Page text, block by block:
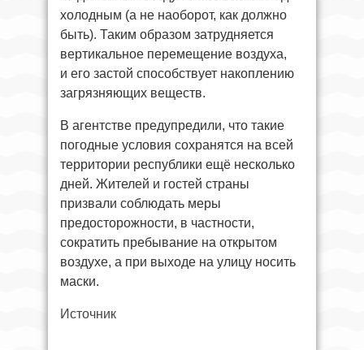
холодным (а не наоборот, как должно
быть). Таким образом затрудняется
вертикальное перемещение воздуха,
и его застой способствует накоплению
загрязняющих веществ.
В агентстве предупредили, что такие
погодные условия сохранятся на всей
территории республики ещё несколько
дней. Жителей и гостей страны
призвали соблюдать меры
предосторожности, в частности,
сократить пребывание на открытом
воздухе, а при выходе на улицу носить
маски.
Источник